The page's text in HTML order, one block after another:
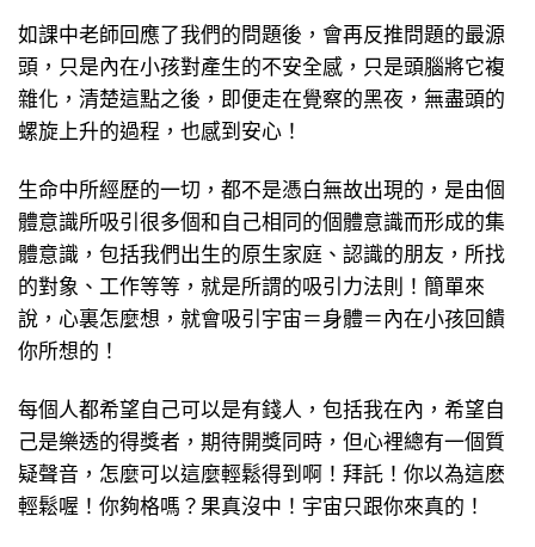
如課中老師回應了我們的問題後，會再反推問題的最源
頭，只是內在小孩對產生的不安全感，只是頭腦將它複
雜化，清楚這點之後，即便走在覺察的黑夜，無盡頭的
螺旋上升的過程，也感到安心！
生命中所經歷的一切，都不是憑白無故出現的，是由個
體意識所吸引很多個和自己相同的個體意識而形成的集
體意識，包括我們出生的原生家庭、認識的朋友，所找
的對象、工作等等，就是所謂的吸引力法則！簡單來
說，心裏怎麼想，就會吸引宇宙＝身體＝內在小孩回饋
你所想的！
每個人都希望自己可以是有錢人，包括我在內，希望自
己是樂透的得獎者，期待開獎同時，但心裡總有一個質
疑聲音，怎麼可以這麼輕鬆得到啊！拜託！你以為這麽
輕鬆喔！你夠格嗎？果真沒中！宇宙只跟你來真的！